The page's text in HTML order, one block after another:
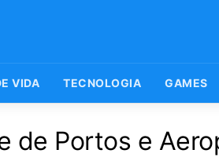
VIDA TECNOLOGIA GAMES
de Portos e